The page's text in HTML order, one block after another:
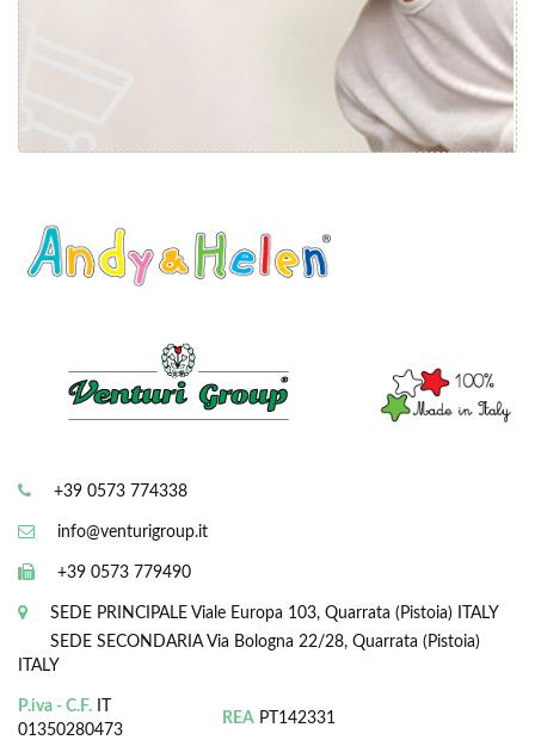
+39 0573 774338
info@venturigroup.it
+39 0573 779490
SEDE PRINCIPALE Viale Europa 103, Quarrata (Pistoia) ITALY
SEDE SECONDARIA Via Bologna 22/28, Quarrata (Pistoia)
ITALY
P.iva - C.F.
01350280473
REA PT142331